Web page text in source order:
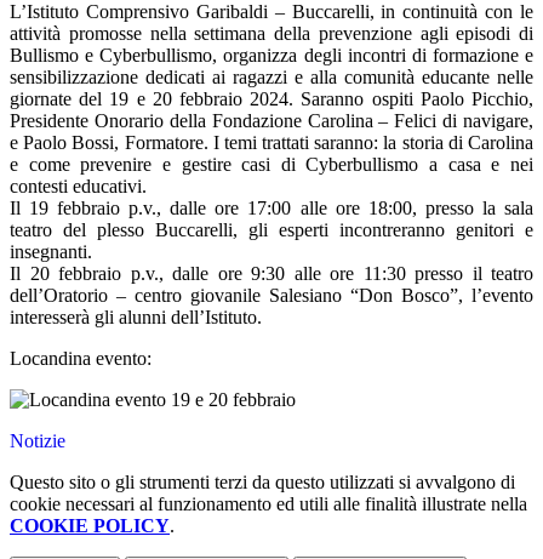
L’Istituto Comprensivo Garibaldi – Buccarelli, in continuità con le
attività promosse nella settimana della prevenzione agli episodi di
Bullismo e Cyberbullismo, organizza degli incontri di formazione e
sensibilizzazione dedicati ai ragazzi e alla comunità educante nelle
giornate del 19 e 20 febbraio 2024. Saranno ospiti Paolo Picchio,
Presidente Onorario della Fondazione Carolina – Felici di navigare,
e Paolo Bossi, Formatore. I temi trattati saranno: la storia di Carolina
e come prevenire e gestire casi di Cyberbullismo a casa e nei
contesti educativi.
Il 19 febbraio p.v., dalle ore 17:00 alle ore 18:00, presso la sala
teatro del plesso Buccarelli, gli esperti incontreranno genitori e
insegnanti.
Il 20 febbraio p.v., dalle ore 9:30 alle ore 11:30 presso il teatro
dell’Oratorio – centro giovanile Salesiano “Don Bosco”, l’evento
interesserà gli alunni dell’Istituto.
Locandina evento:
Notizie
Questo sito o gli strumenti terzi da questo utilizzati si avvalgono di
cookie necessari al funzionamento ed utili alle finalità illustrate nella
COOKIE POLICY.